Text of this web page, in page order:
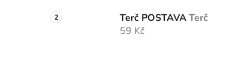
Terč POSTAVATerč
59 Kč